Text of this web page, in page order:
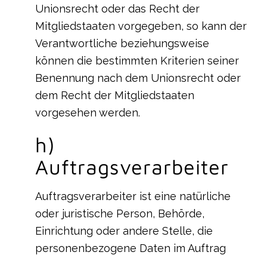
Unionsrecht oder das Recht der
Mitgliedstaaten vorgegeben, so kann der
Verantwortliche beziehungsweise
können die bestimmten Kriterien seiner
Benennung nach dem Unionsrecht oder
dem Recht der Mitgliedstaaten
vorgesehen werden.
h)
Auftragsverarbeiter
Auftragsverarbeiter ist eine natürliche
oder juristische Person, Behörde,
Einrichtung oder andere Stelle, die
personenbezogene Daten im Auftrag